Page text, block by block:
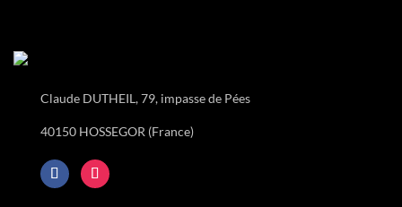
Claude DUTHEIL, 79, impasse de Pées
40150 HOSSEGOR (France)